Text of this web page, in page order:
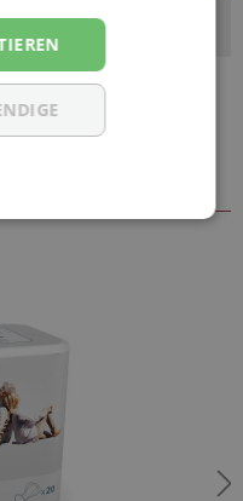
Größen